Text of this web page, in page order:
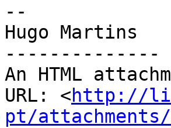
--
Hugo Martins
--------------
An HTML
URL: <http://
pt/attachments/